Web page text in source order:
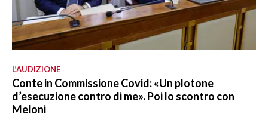
L’AUDIZIONE
Conte in Commissione Covid: «Un plotone
d’esecuzione contro di me». Poi lo scontro con
Meloni